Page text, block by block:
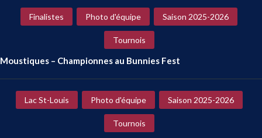
Finalistes Photo d'équipe Saison 2025-2026
Tournois
Moustiques – Championnes au Bunnies Fest
Lac St-Louis Photo d'équipe Saison 2025-2026
Tournois